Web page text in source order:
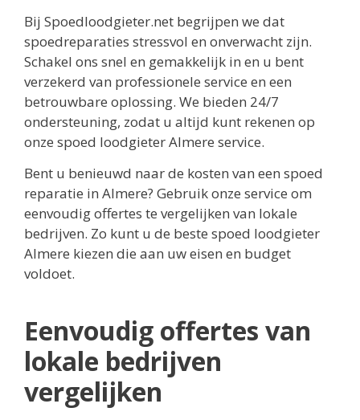
Bij Spoedloodgieter.net begrijpen we dat
spoedreparaties stressvol en onverwacht zijn.
Schakel ons snel en gemakkelijk in en u bent
verzekerd van professionele service en een
betrouwbare oplossing. We bieden 24/7
ondersteuning, zodat u altijd kunt rekenen op
onze spoed loodgieter Almere service.
Bent u benieuwd naar de kosten van een spoed
reparatie in Almere? Gebruik onze service om
eenvoudig offertes te vergelijken van lokale
bedrijven. Zo kunt u de beste spoed loodgieter
Almere kiezen die aan uw eisen en budget
voldoet.
Eenvoudig offertes van
lokale bedrijven
vergelijken